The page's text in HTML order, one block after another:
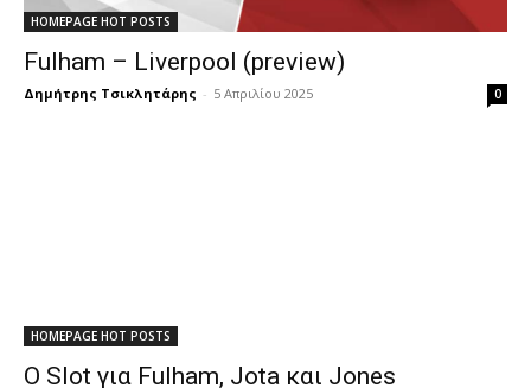
HOMEPAGE HOT POSTS
Fulham – Liverpool (preview)
Δημήτρης Τσικλητάρης - 5 Απριλίου 2025 0
HOMEPAGE HOT POSTS
Ο Slot για Fulham, Jota και Jones